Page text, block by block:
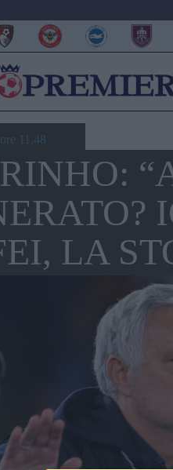
11.48
LA